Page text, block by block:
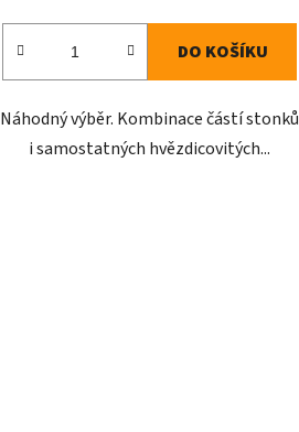
DO KOŠÍKU
Náhodný výběr. Kombinace částí stonků
i samostatných hvězdicovitých...